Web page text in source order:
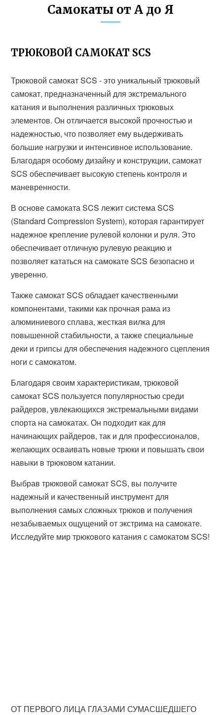
Самокаты от А до Я
ТРЮКОВОЙ САМОКАТ SCS
Трюковой самокат SCS - это уникальный трюковый
самокат, предназначенный для экстремального
катания и выполнения различных трюковых
элементов. Он отличается высокой прочностью и
надежностью, что позволяет ему выдерживать
большие нагрузки и интенсивное использование.
Благодаря особому дизайну и конструкции, самокат
SCS обеспечивает высокую степень контроля и
маневренности.
В основе самоката SCS лежит система SCS
(Standard Compression System), которая гарантирует
надежное крепление рулевой колонки и руля. Это
обеспечивает отличную рулевую реакцию и
позволяет кататься на самокате SCS безопасно и
уверенно.
Также самокат SCS обладает качественными
компонентами, такими как прочная рама из
алюминиевого сплава, жесткая вилка для
повышенной стабильности, а также специальные
деки и грипсы для обеспечения надежного сцепления
ноги с самокатом.
Благодаря своим характеристикам, трюковой
самокат SCS пользуется популярностью среди
райдеров, увлекающихся экстремальными видами
спорта на самокатах. Он подходит как для
начинающих райдеров, так и для профессионалов,
желающих осваивать новые трюки и повышать свои
навыки в трюковом катании.
Выбрав трюковой самокат SCS, вы получите
надежный и качественный инструмент для
выполнения самых сложных трюков и получения
незабываемых ощущений от экстрима на самокате.
Исследуйте мир трюкового катания с самокатом SCS!
ОТ ПЕРВОГО ЛИЦА ГЛАЗАМИ СУМАСШЕДШЕГО